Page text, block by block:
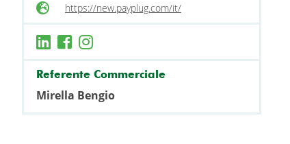
https://new.payplug.com/it/
Referente Commerciale
Mirella Bengio